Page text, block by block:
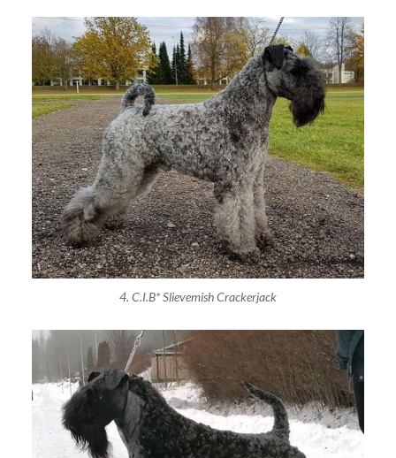
4. C.I.B* Slievemish Crackerjack